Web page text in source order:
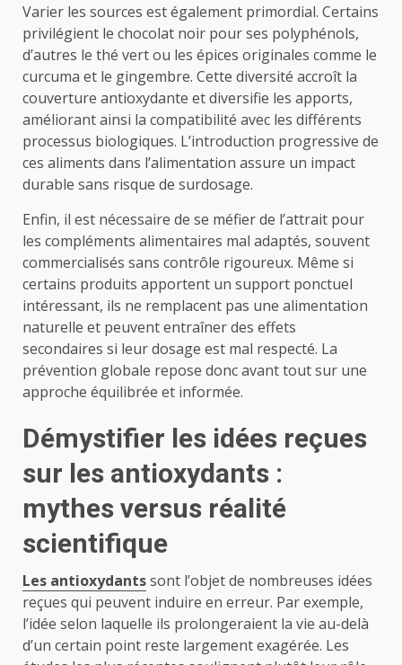
Varier les sources est également primordial. Certains
privilégient le chocolat noir pour ses polyphénols,
d’autres le thé vert ou les épices originales comme le
curcuma et le gingembre. Cette diversité accroît la
couverture antioxydante et diversifie les apports,
améliorant ainsi la compatibilité avec les différents
processus biologiques. L’introduction progressive de
ces aliments dans l’alimentation assure un impact
durable sans risque de surdosage.
Enfin, il est nécessaire de se méfier de l’attrait pour
les compléments alimentaires mal adaptés, souvent
commercialisés sans contrôle rigoureux. Même si
certains produits apportent un support ponctuel
intéressant, ils ne remplacent pas une alimentation
naturelle et peuvent entraîner des effets
secondaires si leur dosage est mal respecté. La
prévention globale repose donc avant tout sur une
approche équilibrée et informée.
Démystifier les idées reçues
sur les antioxydants :
mythes versus réalité
scientifique
Les antioxydantssont l’objet de nombreuses idées
reçues qui peuvent induire en erreur. Par exemple,
l’idée selon laquelle ils prolongeraient la vie au-delà
d’un certain point reste largement exagérée. Les